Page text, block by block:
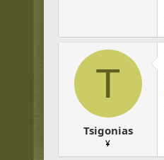
T
Tsigonias
¥